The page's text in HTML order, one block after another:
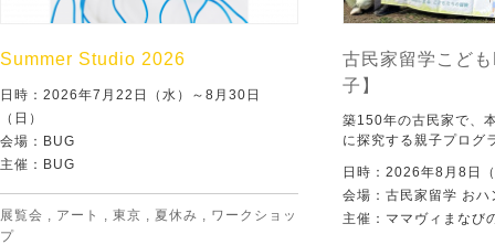
Summer Studio 2026
日時：2026年7月22日（水）～8月30日
（日）
会場：BUG
主催：BUG
展覧会 アート 東京 夏休み
ワークショッ
プ
古民家留学こど
子】
築150年の古民家で、
に探究する親子プログ
日時：2026年8月8日
会場：古民家留学 おハ
主催：ママヴィまなび